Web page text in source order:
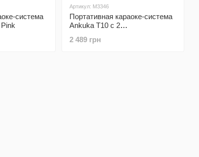
система
Артикул: M3346
Портативная караоке-система
Ankuka T10 с 2
и RGB подсветкой (Black)
2 489 грн